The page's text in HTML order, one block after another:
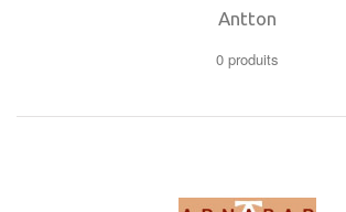
Antton
0 produits